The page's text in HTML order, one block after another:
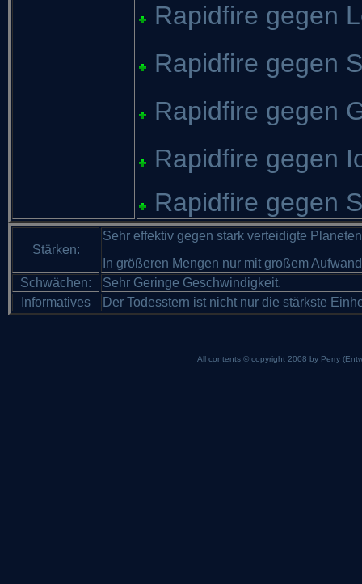
Rapidfire gegen
Rapidfire gegen
Rapidfire gegen
Rapidfire gegen
Rapidfire gegen
Stärken:
Sehr effektiv gegen stark verteidigte
In größeren Mengen nur mit großem
Schwächen:
Sehr Geringe Geschwindigkeit.
Informatives
Der Todesstern ist nicht nur die stärkste
All contents © copyright 2008 by Perry